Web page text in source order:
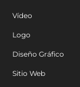
Vídeo
Logo
Diseño Gráfico
Sitio Web